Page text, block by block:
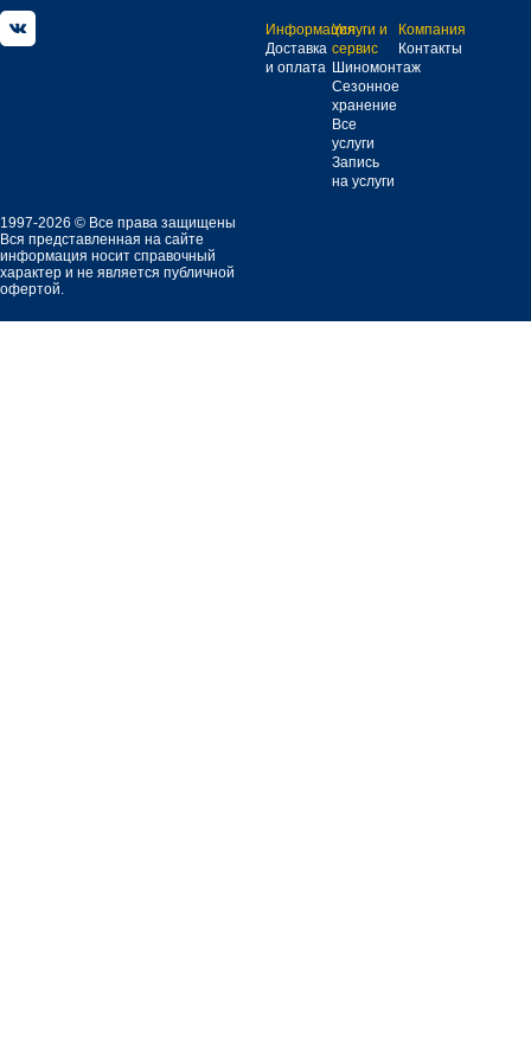
Информация
Доставка
и оплата
Услуги и
сервис
Шиномонтаж
Сезонное
хранение
Все
услуги
Запись
на услуги
Компания
Контакты
1997-2026 © Все права защищены
Вся представленная на сайте
информация носит справочный
характер и не является публичной
офертой.